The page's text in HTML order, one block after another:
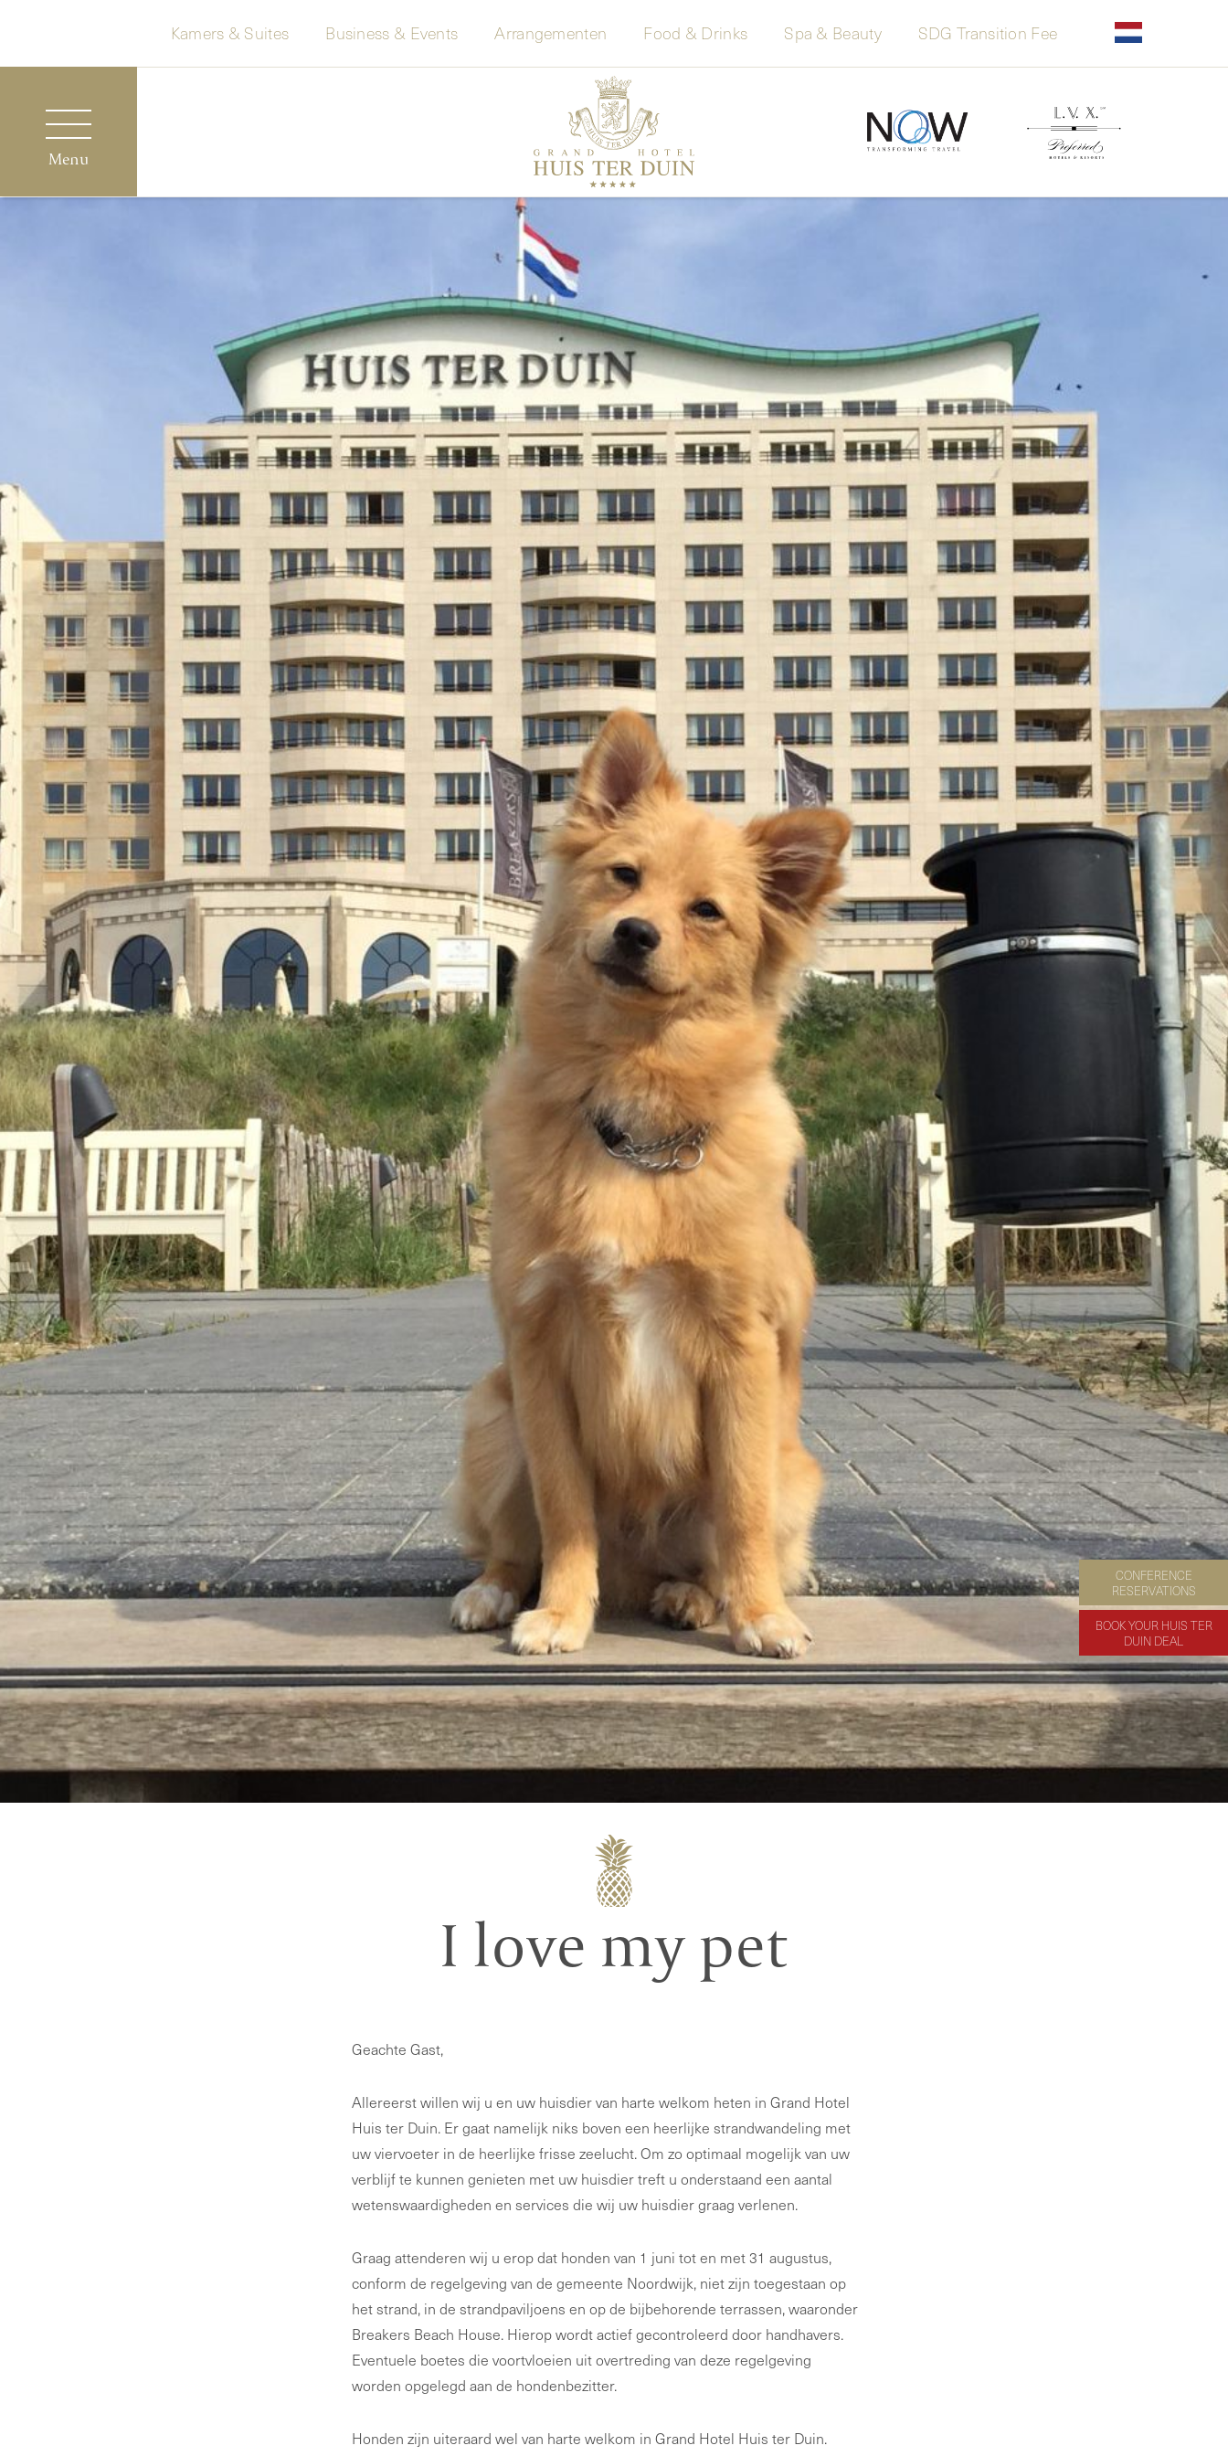
Kamers & Suites Business & Events Arrangementen Food & Drinks Spa & Beauty SDG Transition Fee
Menu
I love my pet
Geachte Gast,
Allereerst willen wij u en uw huisdier van harte welkom heten in Grand Hotel
Huis ter Duin. Er gaat namelijk niks boven een heerlijke strandwandeling met
uw viervoeter in de heerlijke frisse zeelucht. Om zo optimaal mogelijk van uw
verblijf te kunnen genieten met uw huisdier treft u onderstaand een aantal
wetenswaardigheden en services die wij uw huisdier graag verlenen.
Graag attenderen wij u erop dat honden van 1 juni tot en met 31 augustus,
conform de regelgeving van de gemeente Noordwijk, niet zijn toegestaan op
het strand, in de strandpaviljoens en op de bijbehorende terrassen, waaronder
Breakers Beach House. Hierop wordt actief gecontroleerd door handhavers.
Eventuele boetes die voortvloeien uit overtreding van deze regelgeving
worden opgelegd aan de hondenbezitter.
Honden zijn uiteraard wel van harte welkom in Grand Hotel Huis ter Duin.
CONFERENCE
RESERVATIONS
BOOK YOUR HUIS TER
DUIN DEAL